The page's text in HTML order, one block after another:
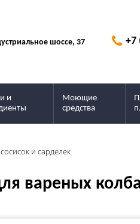
шоссе, 37 +7
и
Моющие
средства
и сарделек
вареных